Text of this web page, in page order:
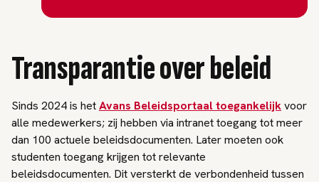
Transparantie over beleid
Sinds 2024 is hetAvans Beleidsportaal toegankelijkvoor
alle medewerkers; zij hebben via intranet toegang tot meer
dan 100 actuele beleidsdocumenten. Later moeten ook
studenten toegang krijgen tot relevante
beleidsdocumenten. Dit versterkt de verbondenheid tussen